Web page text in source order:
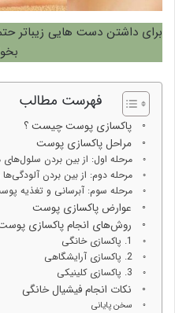
برای داشتن دست هایی زیباتر
فهرست مطالب
پاکسازی پوست چیست ؟
مراحل پاکسازی پوست
مرحله اول: از بین بردن سلول‌های
مرحله دوم: از بین بردن
مرحله سوم: آبرسانی و تغذیه
عوارض پاکسازی پوست
روش‌های انجام پاکسازی
1. پاکسازی خانگی
2. پاکسازی آرایشگاهی
3. پاکسازی کلینیکی
نکات انجام فیشیال خانگی
سخن پایانی